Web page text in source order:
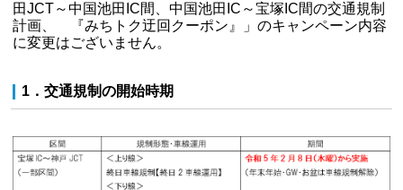
田JCT～中国池田IC間、中国池田IC～宝塚IC間の交通規制
計画、 『みちトク迂回クーポン』」のキャンペーン内容
に変更はございません。
1．交通規制の開始時期